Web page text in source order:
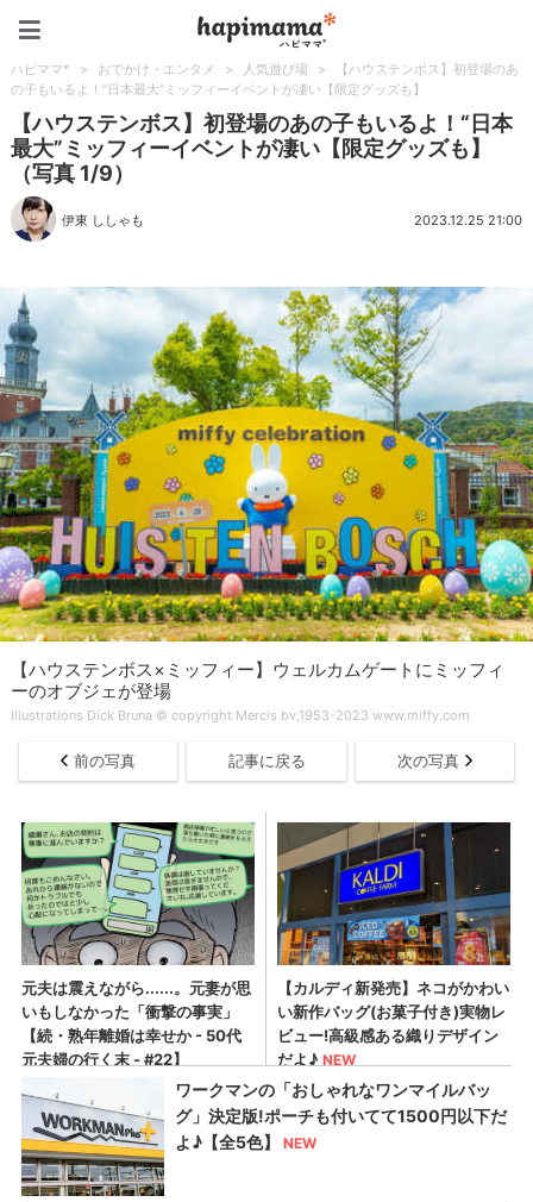
ハピママ* > おでかけ・エンタメ > 人気遊び場 >
【ハウステンボス】初登場のあ
の子もいるよ！“日本最大”ミッフィーイベントが凄い【限定グッズも】
【ハウステンボス】初登場のあの子もいるよ！“日本
最大”ミッフィーイベントが凄い【限定グッズも】
（写真 1/9）
伊東 ししゃも 2023.12.25 21:00
【ハウステンボス×ミッフィー】ウェルカムゲートにミッフィ
ーのオブジェが登場
Illustrations Dick Bruna ©️ copyright Mercis bv,1953-2023 www.miffy.com
前の写真 記事に戻る 次の写真